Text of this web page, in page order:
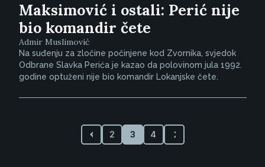
Maksimović i ostali: Perić nije
bio komandir čete
Admir Muslimović
Na suđenju za zločine počinjene kod Zvornika, svjedok
Odbrane Slavka Perića je kazao da polovinom jula 1992.
godine optuženi nije bio komandir Lokanjske čete.
2 3 4